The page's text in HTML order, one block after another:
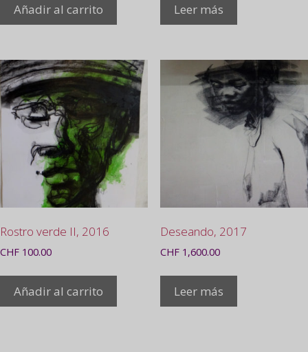
Añadir al carrito Leer más
Rostro verde II, 2016
CHF 100.00
Añadir al carrito
Deseando, 2017
CHF1,600.00
Leer más